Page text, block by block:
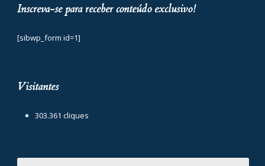
Inscreva-se para receber conteúdo exclusivo!
[sibwp_form id=1]
Visitantes
303.361 cliques